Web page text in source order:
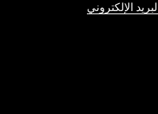
الإلكتروني